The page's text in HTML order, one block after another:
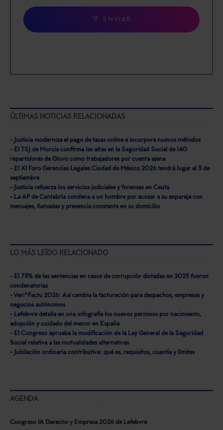
ENVIAR
ÚLTIMAS NOTICIAS RELACIONADAS
- Justicia moderniza el pago de tasas online e incorpora nuevos métodos
- El TSJ de Murcia confirma las altas en la Seguridad Social de 140
repartidores de Glovo como trabajadores por cuenta ajena
- El XI Foro Gerencias Legales Ciudad de México 2026 tendrá lugar el 3 de
septiembre
- Justicia refuerza los servicios judiciales y forenses en Ceuta
- La AP de Cantabria condena a un hombre por acosar a su expareja con
mensajes, llamadas y presencia constante en su domicilio
LO MÁS LEÍDO RELACIONADO
- El 73% de las sentencias en casos de corrupción dictadas en 2025 fueron
condenatorias
- Veri*Factu 2026: Así cambia la facturación para despachos, empresas y
negocios autónomos
- Lefebvre detalla en una infografía los nuevos permisos por nacimiento,
adopción y cuidado del menor en España
- El Congreso aprueba la modificación de la Ley General de la Seguridad
Social relativa a las mutualidades alternativas
- Jubilación ordinaria contributiva: qué es, requisitos, cuantía y límites
AGENDA
Congreso IA Derecho y Empresa 2026 de Lefebvre